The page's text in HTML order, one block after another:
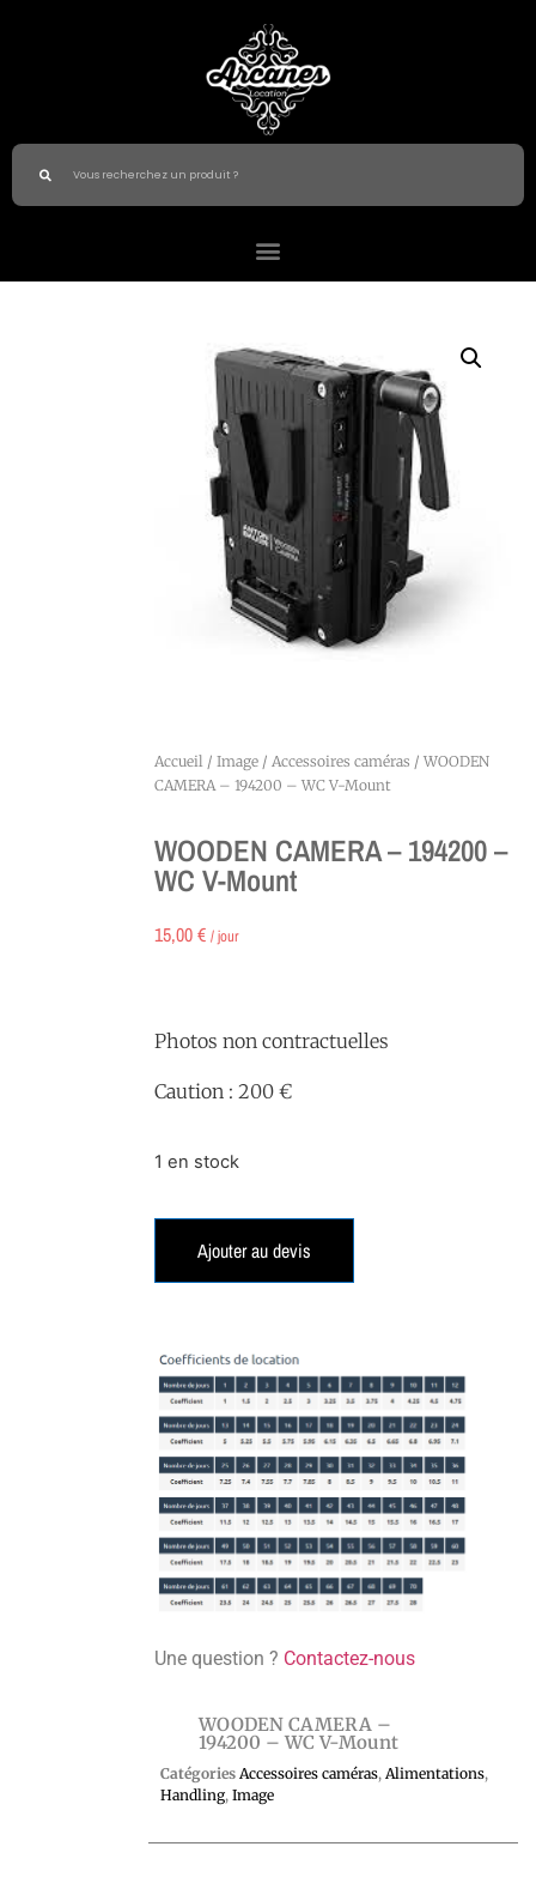
Accueil / Image / Accessoires caméras / WOODEN
CAMERA – 194200 – WC V-Mount
WOODEN CAMERA – 194200 –
WC V-Mount
15,00€ / jour
Photos non contractuelles
Caution : 200 €
1 en stock
Ajouter au devis
Une question ? Contactez-nous
WOODEN CAMERA –
194200 – WC V-Mount
Catégories Accessoires caméras, Alimentations,
Handling, Image